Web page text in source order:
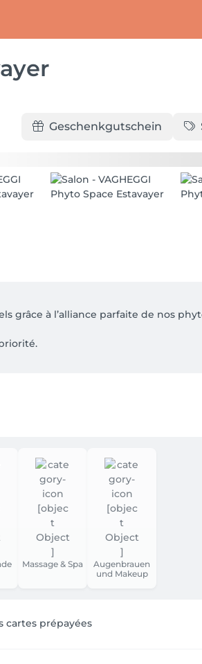
Geschenkgutschein
grâce à l’alliance parfaite de nos
Massage & Spa
Augenbrauen
und Makeup
cartes prépayées